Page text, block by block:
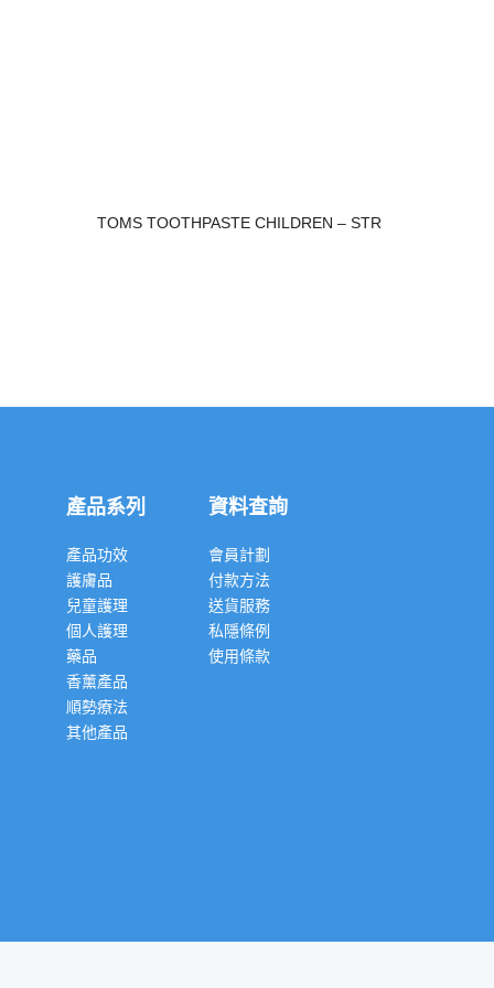
TOMS TOOTHPASTE CHILDREN – STR
產品系列
產品功效
護膚品
兒童護理
個人護理
藥品
香薰產品
順勢療法
其他產品
資料查詢
會員計劃
付款方法
送貨服務
私隱條例
使用條款